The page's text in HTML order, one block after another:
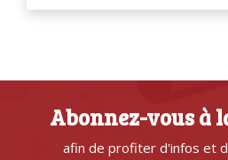
Abonnez-vous à
afin de profiter d'infos et